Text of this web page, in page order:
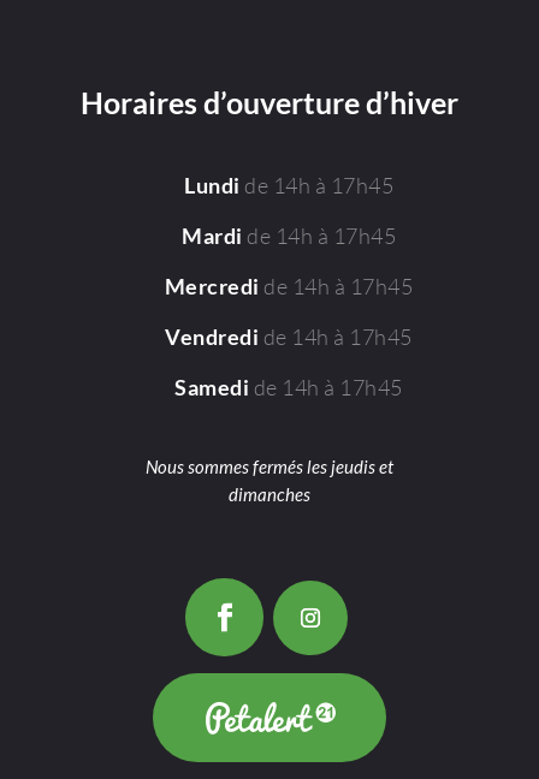
Horaires d’ouverture d’hiver
Lundi de 14h à 17h45
Mardi de 14h à 17h45
Mercredi de 14h à 17h45
Vendredi de 14h à 17h45
Samedi de 14h à 17h45
Nous sommes fermés les jeudis et
dimanches